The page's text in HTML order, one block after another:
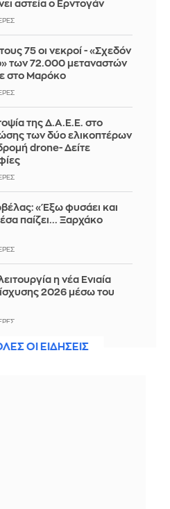
αστεία ο Ερντογάν
75 οι νεκροί - «Σχεδόν
των 72.000 μεταναστών
στο Μαρόκο
της Δ.Α.Ε.Ε. στο
των δύο ελικοπτέρων
drone- Δείτε
«Έξω φυσάει και
παίζει... Ξαρχάκο
η νέα Ενιαία
2026 μέσω του
Αυτή η
ΟΙ ΕΙΔΗΣΕΙΣ